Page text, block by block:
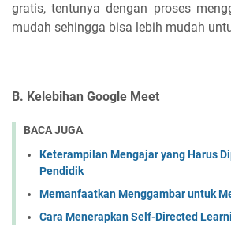
gratis, tentunya dengan proses
mudah sehingga bisa lebih mudah
B. Kelebihan Google Meet
BACA JUGA
Keterampilan Mengajar yang Harus
Pendidik
Memanfaatkan Menggambar untuk
Cara Menerapkan Self-Directed